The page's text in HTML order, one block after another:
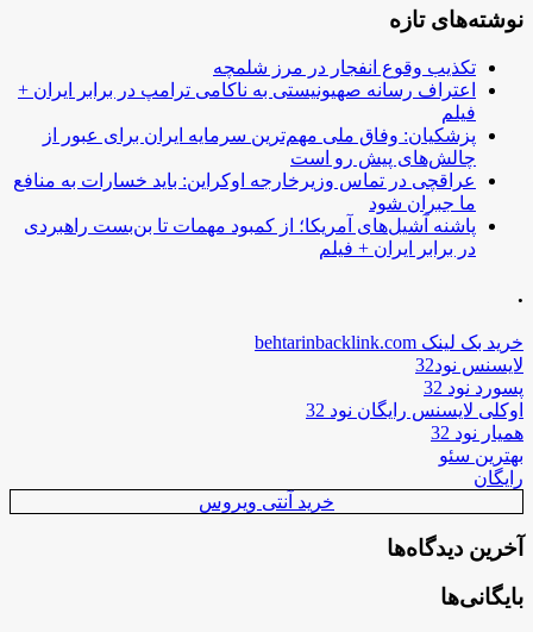
نوشته‌های تازه
تکذیب وقوع انفجار در مرز شلمچه
اعتراف رسانه صهیونیستی به ناکامی ترامپ در برابر ایران +
فیلم
پزشکیان: وفاق ملی مهم‌ترین سرمایه ایران برای عبور از
چالش‌های پیش رو است
عراقچی در تماس وزیرخارجه اوکراین: باید خسارات به منافع
ما جبران شود
پاشنه آشیل‌های آمریکا؛ از کمبود مهمات تا بن‌بست راهبردی
در برابر ایران + فیلم
.
خرید بک لینک behtarinbacklink.com
لایسنس نود32
پسورد نود 32
اوکلی لایسنس رایگان نود 32
همیار نود 32
بهترین سئو
رایگان
خرید آنتی ویروس
آخرین دیدگاه‌ها
بایگانی‌ها